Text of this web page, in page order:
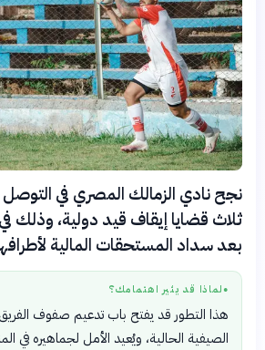
نجح نادي الزمالك المصري في التوصل
بعد سداد المستحقات المالية
● لماذا قد يثير اهتمامك؟
هذا التطور قد يفتح باب تدعيم صفوف الفريق
الصيفية الحالية، ويُعيد الأمل لجماهيره في